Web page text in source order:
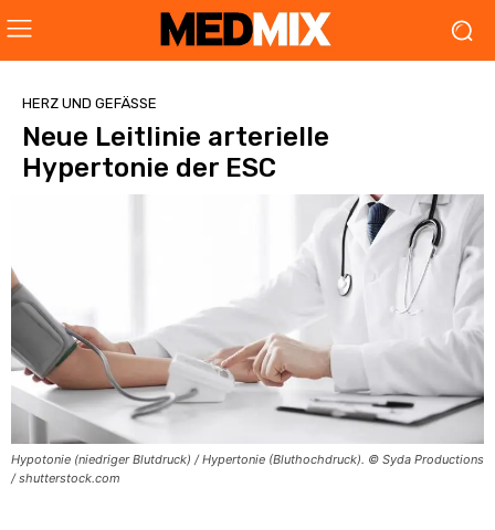
HERZ UND GEFÄSSE
Neue Leitlinie arterielle
Hypertonie der ESC
Hypotonie (niedriger Blutdruck) / Hypertonie (Bluthochdruck). © Syda Productions
/ shutterstock.com